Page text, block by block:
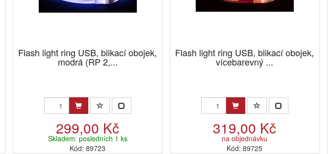
Flash light ring USB, blikací obojek,
modrá (RP 2,...
299,00 Kč
Skladem: posledních 1 ks
Kód: 89723
Flash light ring USB, blikací obojek,
vícebarevný ...
319,00 Kč
na objednávku
Kód: 89725